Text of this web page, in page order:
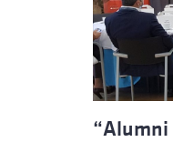
“Alumni